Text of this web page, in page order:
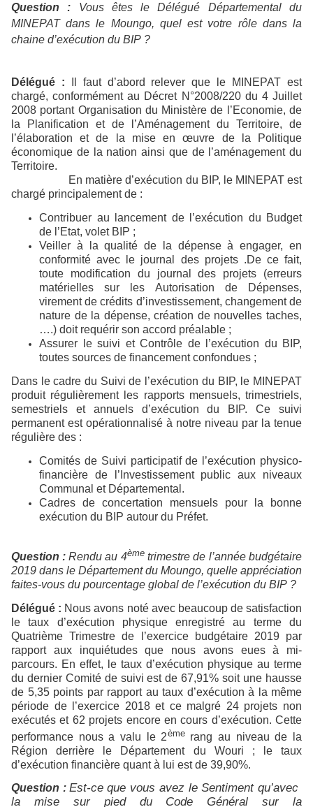
Question :
Vous êtes le Délégué Départemental du
MINEPAT dans le Moungo, quel est votre rôle dans la
chaine d’exécution du BIP ?
Délégué : Il faut d’abord relever que le MINEPAT est
chargé, conformément au Décret N°2008/220 du 4 Juillet
2008 portant Organisation du Ministère de l’Economie, de
la Planification et de l’Aménagement du Territoire, de
l’élaboration et de la mise en œuvre de la Politique
économique de la nation ainsi que de l’aménagement du
Territoire.
En matière d’exécution du BIP, le MINEPAT est
chargé principalement de :
Contribuer au lancement de l’exécution du Budget
de l’Etat, volet BIP ;
Veiller à la qualité de la dépense à engager, en
conformité avec le journal des projets .De ce fait,
toute modification du journal des projets (erreurs
matérielles sur les Autorisation de Dépenses,
virement de crédits d’investissement, changement de
nature de la dépense, création de nouvelles taches,
….) doit requérir son accord préalable ;
Assurer le suivi et Contrôle de l’exécution du BIP,
toutes sources de financement confondues ;
Dans le cadre du Suivi de l’exécution du BIP, le MINEPAT
produit régulièrement les rapports mensuels, trimestriels,
semestriels et annuels d’exécution du BIP. Ce suivi
permanent est opérationnalisé à notre niveau par la tenue
régulière des :
Comités de Suivi participatif de l’exécution physico-
financière de l’Investissement public aux niveaux
Communal et Départemental.
Cadres de concertation mensuels pour la bonne
exécution du BIP autour du Préfet.
Question : Rendu au 4èmetrimestre de l’année budgétaire
2019 dans le Département du Moungo, quelle appréciation
faites-vous du pourcentage global de l’exécution du BIP ?
Délégué : Nous avons noté avec beaucoup de satisfaction
le taux d’exécution physique enregistré au terme du
Quatrième Trimestre de l’exercice budgétaire 2019 par
rapport aux inquiétudes que nous avons eues à mi-
parcours. En effet, le taux d’exécution physique au terme
du dernier Comité de suivi est de 67,91% soit une hausse
de 5,35 points par rapport au taux d’exécution à la même
période de l’exercice 2018 et ce malgré 24 projets non
exécutés et 62 projets encore en cours d’exécution. Cette
performance nous a valu le 2èmerang au niveau de la
Région derrière le Département du Wouri ; le taux
d’exécution financière quant à lui est de 39,90%.
Question : Est-ce que vous avez le Sentiment qu’avec
la mise sur pied du Code Général sur la